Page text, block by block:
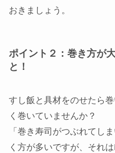
おきましょう。
ポイント２：巻き方が
と！
すし飯と具材をのせたら
く巻いていませんか？
「巻き寿司がつぶれてし
く方が多いですが、それは